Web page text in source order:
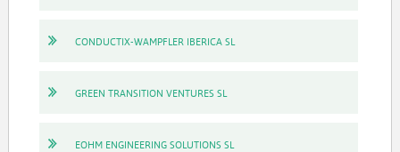
CONDUCTIX-WAMPFLER IBERICA SL
GREEN TRANSITION VENTURES SL
EOHM ENGINEERING SOLUTIONS SL